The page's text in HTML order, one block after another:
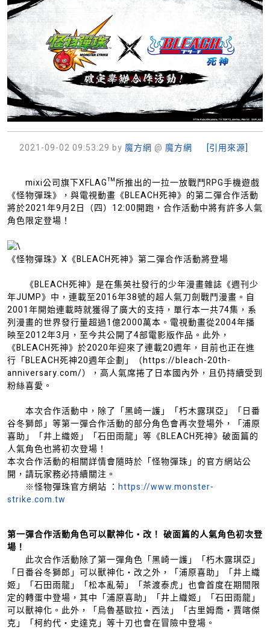
2021-09-02 09:53:29 by 魔方網 @ 魔方網 [引用來源]
mixi公司旗下XFLAG™所推出的一拉一放戰鬥RPG手機遊戲
《怪物彈珠》，與電視動畫《BLEACH死神》的第二彈合作活動
將於2021年9月2日（四）12:00開跑，合作活動中將有許多人氣
角色限定登場！
《怪物彈珠》X《BLEACH死神》第二彈合作活動將登場
《BLEACH死神》是在集英社發行的少年漫畫雜誌《週刊少
年JUMP》中，連載至2016年38號的超人氣刀劍戰鬥漫畫。自
2001年開始連載時就獲得了廣大的支持，單行本一共74集，系
列漫畫的世界發行量超過1億2000萬本。電視動畫從2004年播
映至2012年3月，至今共公開了4部電影版作品。此外，
《BLEACH死神》於2020年迎來了連載20週年，目前也正在進
行「BLEACH死神20週年企劃」（https://bleach-20th-
anniversary.com/），高人氣席捲了日本國內外，且仍持續受到
粉絲喜愛。
本次合作活動中，除了「黑崎一護」「朽木露琪亞」「日番
谷冬獅郎」等第一彈合作活動的部分角色會再次登場外，「浦原
喜助」「井上織姬」「石田雨龍」等《BLEACH死神》破面篇的
人氣角色也將初次登場！
本次合作活動的相關詳情會隨時於「怪物彈珠」的官方網站公
開，請玩家務必持續關注。
※怪物彈珠官方網站 ： https://www.monster-
strike.com.tw
第一彈合作活動角色可以獸神化・改！ 破面篇的人氣角色初次登
場！
此次合作活動除了第一彈角色「黑崎一護」「朽木露琪亞」
「日番谷冬獅郎」可以獸神化・改之外，「浦原喜助」「井上織
姬」「石田雨龍」「松本亂菊」「茶渡泰虎」也會首度在期間限
定的轉蛋中登場，其中「浦原喜助」「井上織姬」「石田雨龍」
可以獸神化。此外，「烏魯基歐拉・西法」「古里姆喬・賈喀傑
克」「柯約代・史達克」等十刃也會在冒險中登場。